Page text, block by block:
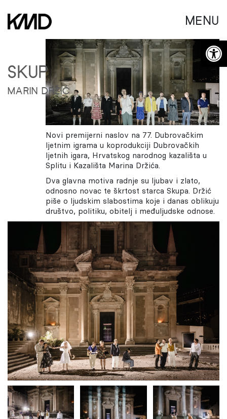
MENU
SKUP
MARIN DRŽIĆ
Novi premijerni naslov na 77. Dubrovačkim
ljetnim igrama u koprodukciji Dubrovačkih
ljetnih igara, Hrvatskog narodnog kazališta u
Splitu i Kazališta Marina Držića.
Dva glavna motiva radnje su ljubav i zlato,
odnosno novac te škrtost starca Skupa. Držić
piše o ljudskim slabostima koje i danas oblikuju
društvo, politiku, obitelj i međuljudske odnose.